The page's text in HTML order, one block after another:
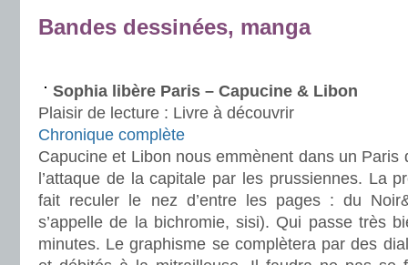
Bandes dessinées, manga
Sophia libère Paris – Capucine & Libon
Plaisir de lecture : Livre à découvrir
Chronique complète
Capucine et Libon nous emmènent dans un Paris
l’attaque de la capitale par les prussiennes. La
fait reculer le nez d’entre les pages : du
s’appelle de la bichromie, sisi). Qui passe très
minutes. Le graphisme se complètera par des